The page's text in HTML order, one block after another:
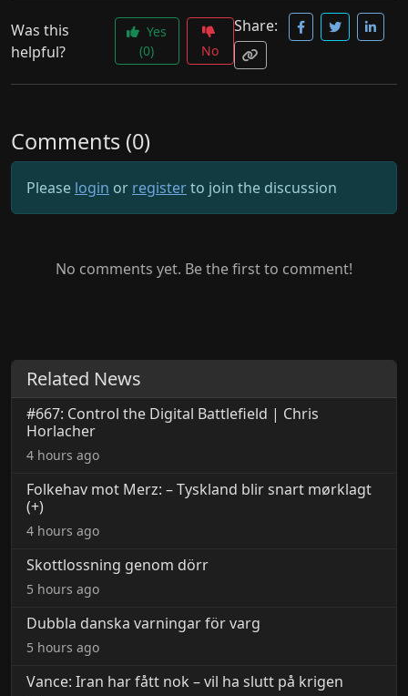
Was this
helpful?
Yes
(0)
No
Share:
Comments (0)
Please login or registerto join the discussion
No comments yet. Be the first to comment!
Related News
#667: Control the Digital Battlefield | Chris
Horlacher
4 hours ago
Folkehav mot Merz: – Tyskland blir snart mørklagt
(+)
4 hours ago
Skottlossning genom dörr
5 hours ago
Dubbla danska varningar för varg
5 hours ago
Vance: Iran har fått nok – vil ha slutt på krigen